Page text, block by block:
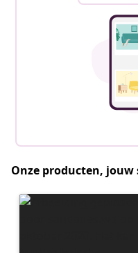
Onze producten,